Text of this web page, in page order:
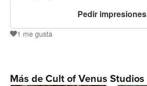
Pedir impresiones
1 me gusta
Más de Cult of Venus Studios